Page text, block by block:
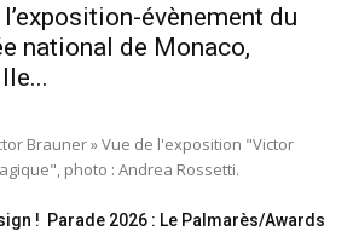
évènement du
national de Monaco,
Brauner » Vue de l'exposition "Victor
photo : Andrea Rossetti.
! Parade 2026 : Le Palmarès/Awards